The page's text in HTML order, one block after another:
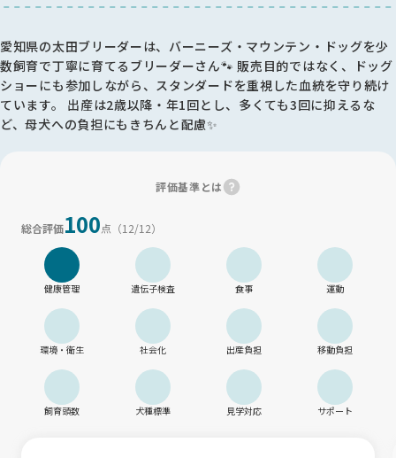
愛知県の太田ブリーダーは、バーニーズ・マウンテン・ドッグを少
数飼育で丁寧に育てるブリーダーさん🐾 販売目的ではなく、ドッグ
ショーにも参加しながら、スタンダードを重視した血統を守り続け
ています。 出産は2歳以降・年1回とし、多くても3回に抑えるな
ど、母犬への負担にもきちんと配慮✨
評価基準とは
総合評価100点 （12/12）
健康管理 遺伝子検査 食事 運動
環境・衛生 社会化 出産負担 移動負担
飼育頭数 犬種標準 見学対応 サポート